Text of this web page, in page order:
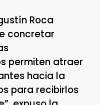
Roca
concretar
permiten atraer
hacia la
para recibirlos